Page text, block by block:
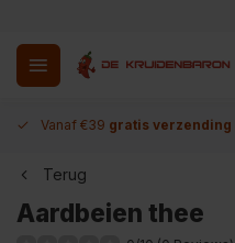
Vanaf €39 gratis verzending
Terug
Aardbeien thee